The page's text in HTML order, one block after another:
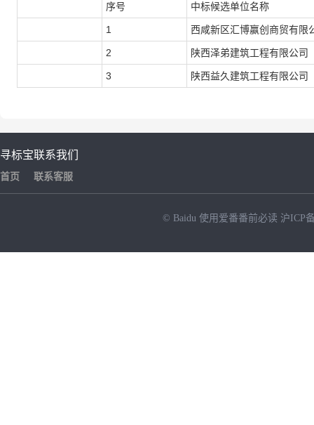
序号 中标候选单位名称
1 西咸新区汇博赢创商贸有限
2 陕西泽弟建筑工程有限公司
3 陕西益久建筑工程有限公司
寻标宝
首页
联系我们
联系客服
© Baidu 使用爱番番前必读 沪ICP